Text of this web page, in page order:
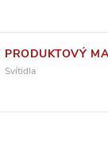
PRODUKTOVÝ
Svítidla